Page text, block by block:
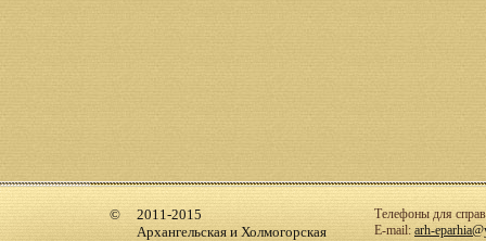
2011-2015
Архангельская и Холмогорская
Телефоны для
E-mail: arh-